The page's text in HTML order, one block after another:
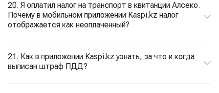
20. Я оплатил налог на транспорт в квитанции Алсеко.
Почему в мобильном приложении Kaspi.kz налог
отображается как неоплаченный?
21. Как в приложении Kaspi.kz узнать, за что и когда
выписан штраф ПДД?